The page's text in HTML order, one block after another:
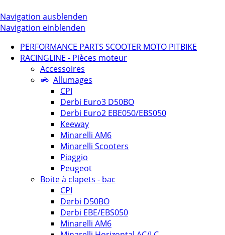
Navigation ausblenden
Navigation einblenden
PERFORMANCE PARTS SCOOTER MOTO PITBIKE
RACINGLINE - Pièces moteur
Accessoires
Allumages
CPI
Derbi Euro3 D50BO
Derbi Euro2 EBE050/EBS050
Keeway
Minarelli AM6
Minarelli Scooters
Piaggio
Peugeot
Boite à clapets - bac
CPI
Derbi D50BO
Derbi EBE/EBS050
Minarelli AM6